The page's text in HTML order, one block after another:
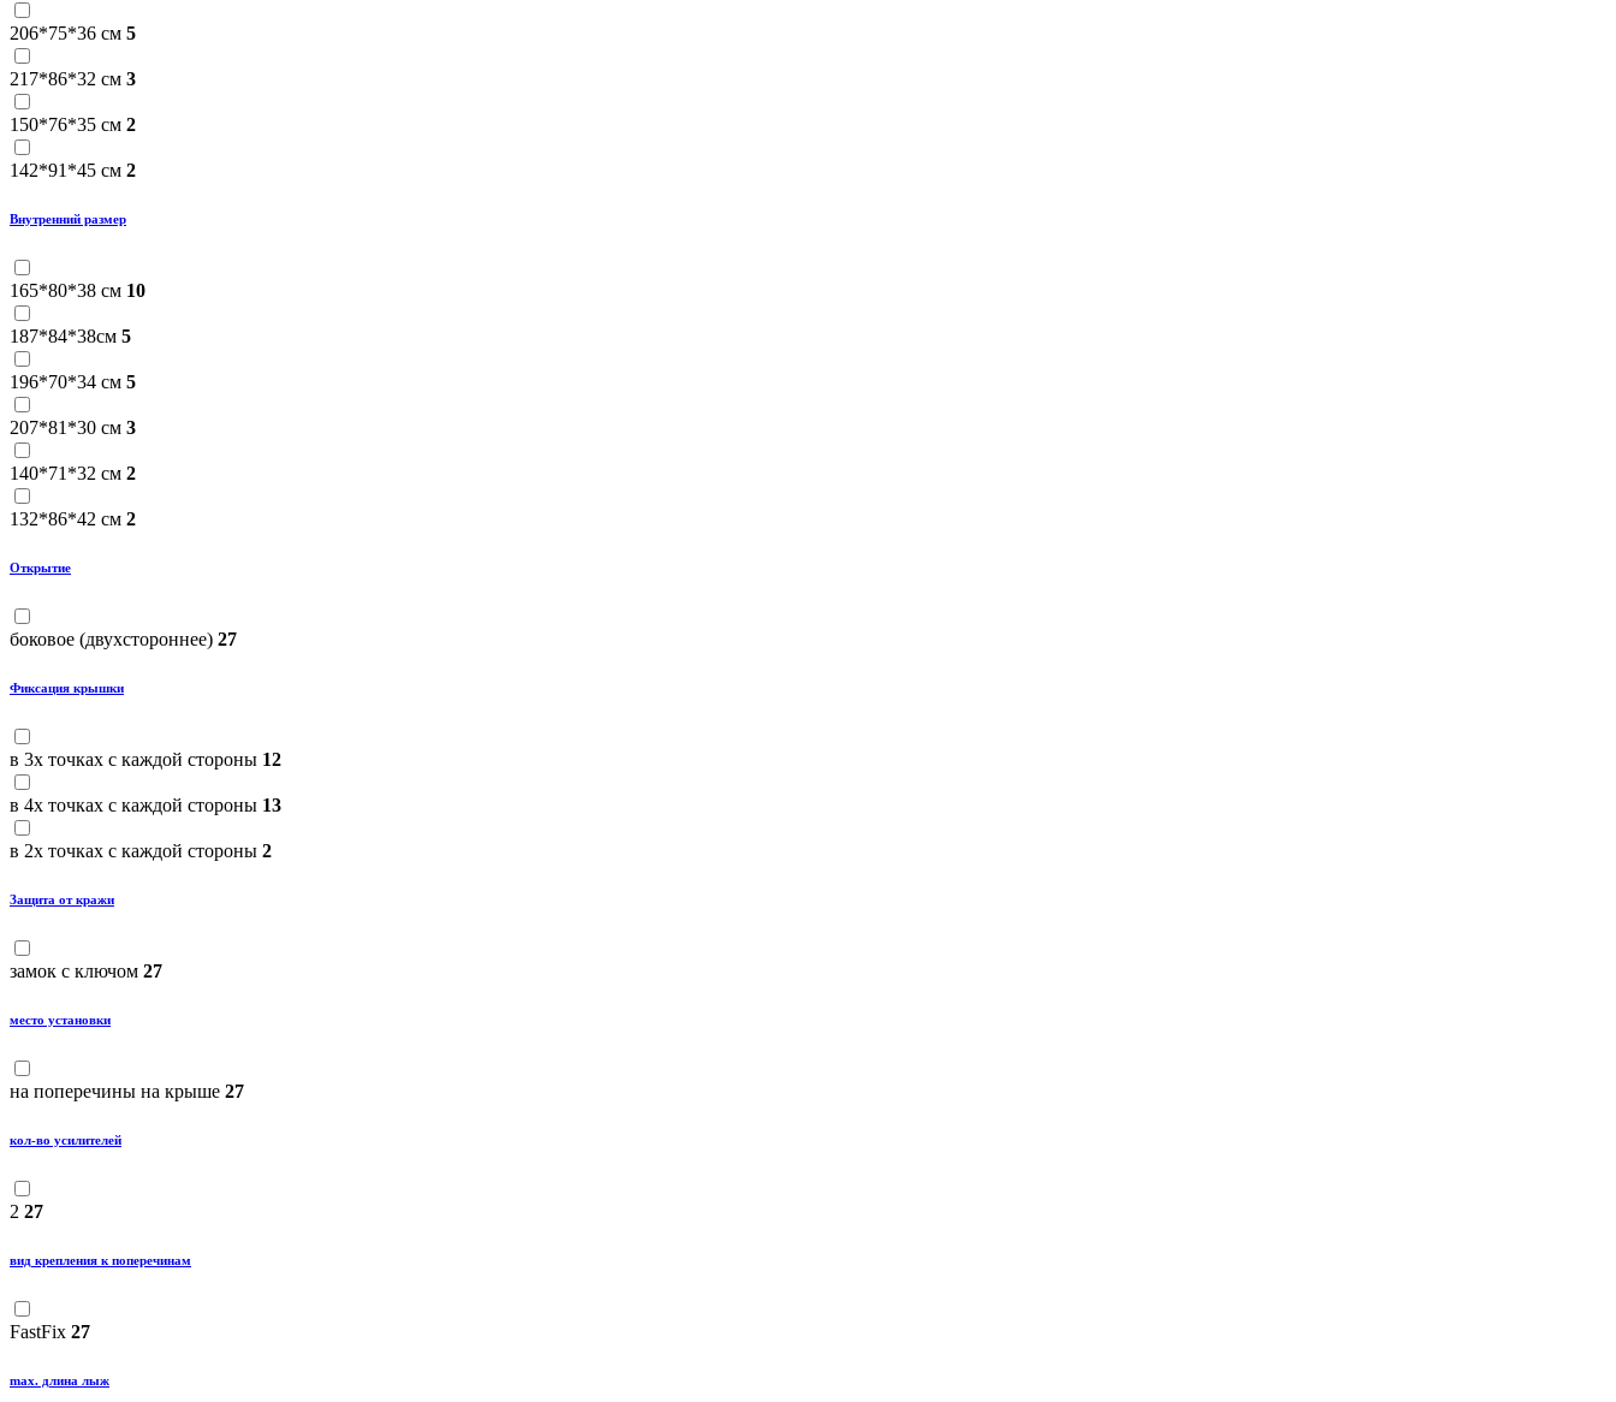
206*75*36 см 5
217*86*32 см 3
150*76*35 см 2
142*91*45 см 2
Внутренний размер
165*80*38 см 10
187*84*38см 5
196*70*34 см 5
207*81*30 см 3
140*71*32 см 2
132*86*42 см 2
Открытие
боковое (двухстороннее) 27
Фиксация крышки
в 3х точках с каждой стороны 12
в 4х точках с каждой стороны 13
в 2х точках с каждой стороны 2
Защита от кражи
замок с ключом 27
место установки
на поперечины на крыше 27
кол-во усилителей
2 27
вид крепления к поперечинам
FastFix 27
max. длина лыж